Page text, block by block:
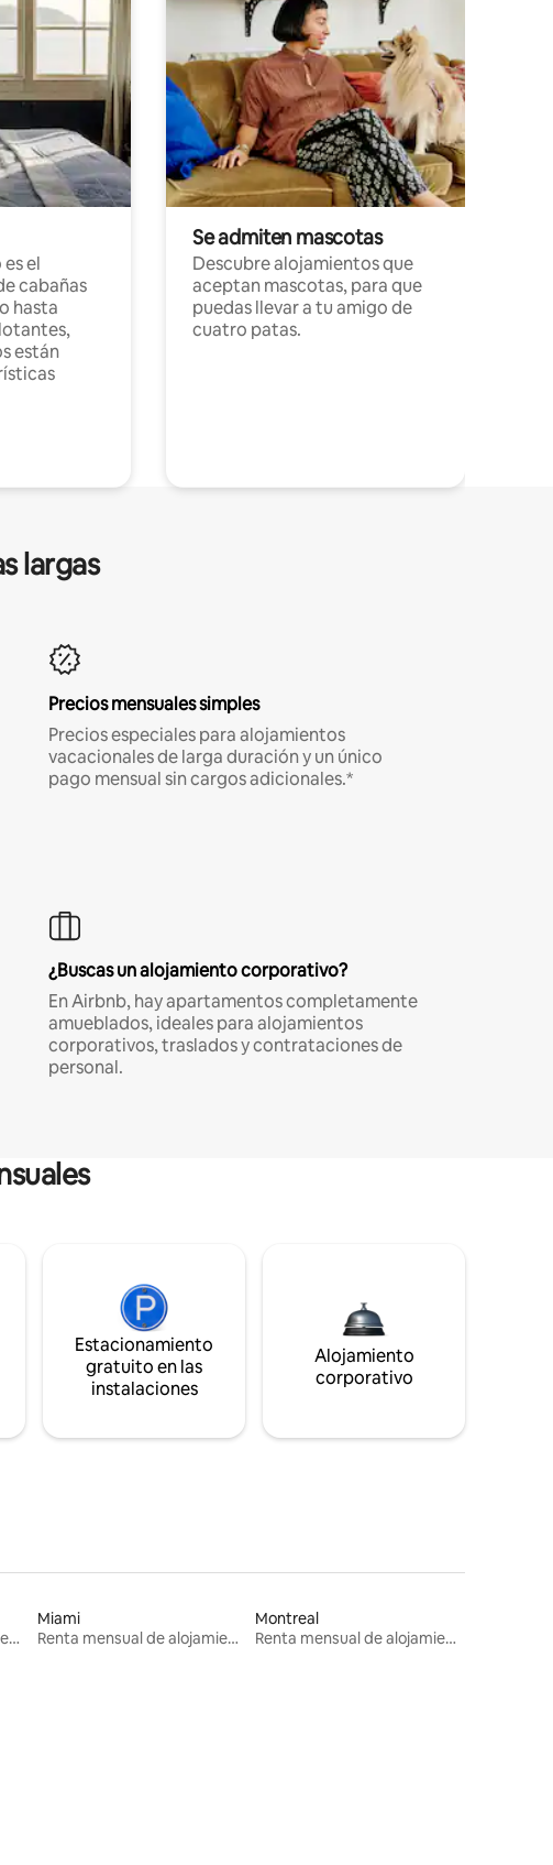
el
cabañas
hasta
están
Se admiten mascotas
Descubre alojamientos que
aceptan mascotas, para que
puedas llevar a tu amigo de
cuatro patas.
largas
Precios mensuales simples
Precios especiales para alojamientos
vacacionales de larga duración y un único
pago mensual sin cargos adicionales.*
¿Buscas un alojamiento corporativo?
En Airbnb, hay apartamentos completamente
amueblados, ideales para alojamientos
corporativos, traslados y contrataciones de
personal.
Estacionamiento
gratuito en las
instalaciones
Alojamiento
corporativo
Renta mensual de alojamientos
Miami
Renta mensual de alojamientos
Montreal
Renta mensual de alojamientos